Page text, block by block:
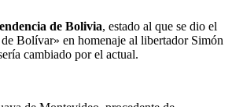
de Bolivia, estado al que se dio el
Bolívar» en homenaje al libertador Simón
cambiado por el actual.